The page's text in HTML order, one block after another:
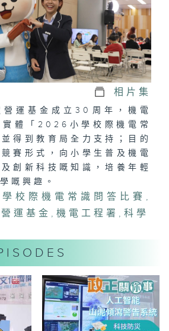
相片集
營運基金成立30周年，機電
實體「2026小學校際機電常
得到教育局全力支持；目的
賽形式，向小學生普及機電
創新科技嘅知識，培養年輕
嘅興趣。
校際機電常識問答比賽 ,
運基金 ,機電工程署 ,科學